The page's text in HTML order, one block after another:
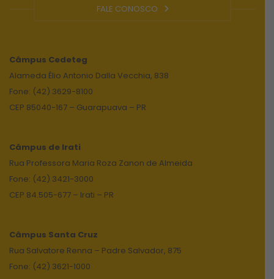
FALE CONOSCO
Câmpus Cedeteg
Alameda Élio Antonio Dalla Vecchia, 838
Fone: (42) 3629-8100
CEP 85040-167 – Guarapuava – PR
Câmpus de Irati
Rua Professora Maria Roza Zanon de Almeida
Fone: (42) 3421-3000
CEP 84.505-677 – Irati – PR
Câmpus Santa Cruz
Rua Salvatore Renna – Padre Salvador, 875
Fone: (42) 3621-1000